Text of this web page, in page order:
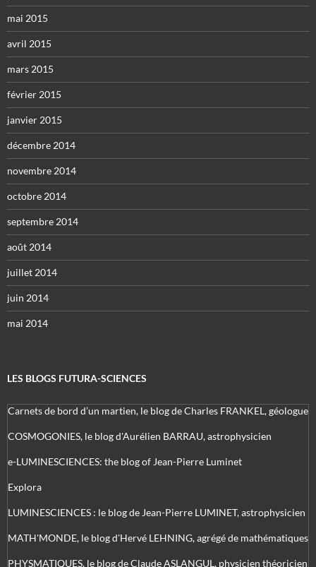
mai 2015
avril 2015
mars 2015
février 2015
janvier 2015
décembre 2014
novembre 2014
octobre 2014
septembre 2014
août 2014
juillet 2014
juin 2014
mai 2014
LES BLOGS FUTURA-SCIENCES
Carnets de bord d’un martien, le blog de Charles FRANKEL, géologue
COSMOGONIES, le blog d'Aurélien BARRAU, astrophysicien
e-LUMINESCIENCES: the blog of Jean-Pierre Luminet
Explora
LUMINESCIENCES : le blog de Jean-Pierre LUMINET, astrophysicien
MATH'MONDE, le blog d'Hervé LEHNING, agrégé de mathématiques
PHYSMATIQUES, le blog de Claude ASLANGUL, physicien théoricien